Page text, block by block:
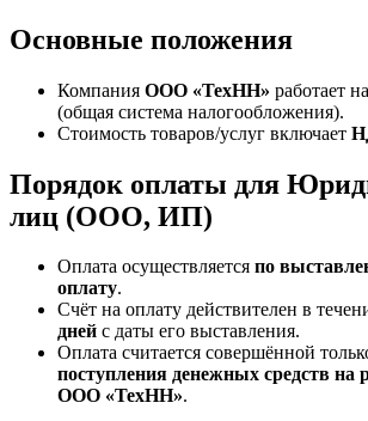
Основные положения
Компания ООО «ТехНН» работает
(общая система налогообложения).
Стоимость товаров/услуг включает
Порядок оплаты для
лиц (ООО, ИП)
Оплата осуществляется по
оплату.
Счёт на оплату действителен в
дней с даты его выставления.
Оплата считается совершённой
поступления денежных средств на
ООО «ТехНН».